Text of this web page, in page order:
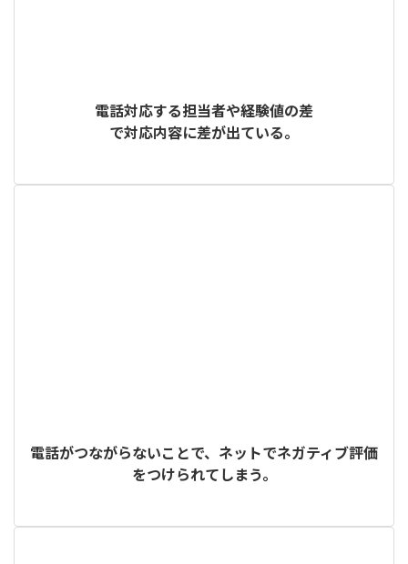
電話対応する担当者や経験値の差
で対応内容に差が出ている。
電話がつながらないことで、ネットでネガティブ評価
をつけられてしまう。